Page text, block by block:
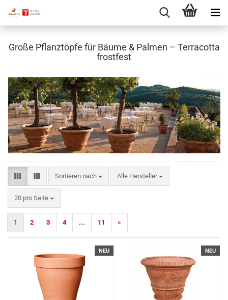
Große Pflanztöpfe für Bäume & Palmen – Terracotta
frostfest
Sortieren nach
Sortieren nach Alle Hersteller
20 pro Seite
pro Seite
1 2 3 4 ... 11 »
NEU NEU